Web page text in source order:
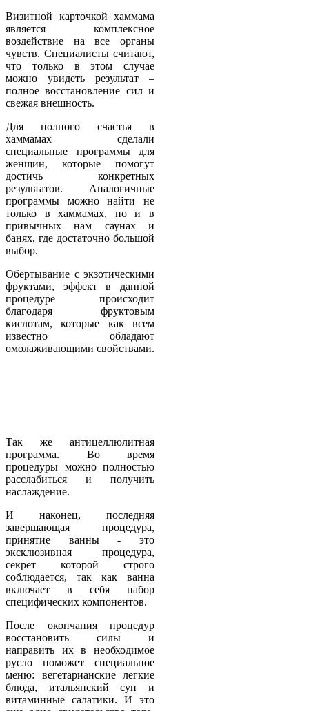
Визитной карточкой хаммама
является комплексное
воздействие на все органы
чувств. Специалисты считают,
что только в этом случае
можно увидеть результат –
полное восстановление сил и
свежая внешность.
Для полного счастья в
хаммамах сделали
специальные программы для
женщин, которые помогут
достичь конкретных
результатов. Аналогичные
программы можно найти не
только в хаммамах, но и в
привычных нам саунах и
банях, где достаточно большой
выбор.
Обертывание с экзотическими
фруктами, эффект в данной
процедуре происходит
благодаря фруктовым
кислотам, которые как всем
известно обладают
омолаживающими свойствами.
Так же антицеллюлитная
программа. Во время
процедуры можно полностью
расслабиться и получить
наслаждение.
И наконец, последняя
завершающая процедура,
принятие ванны - это
эксклюзивная процедура,
секрет которой строго
соблюдается, так как ванна
включает в себя набор
специфических компонентов.
После окончания процедур
восстановить силы и
направить их в необходимое
русло поможет специальное
меню: вегетарианские легкие
блюда, итальянский суп и
витаминные салатики. И это